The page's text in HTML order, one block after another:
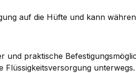
auf die Hüfte und kann
und praktische
Flüssigkeitsversorgung unterwegs.